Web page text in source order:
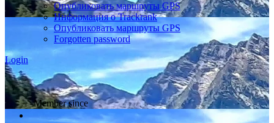
Опубликовать маршруты GPS
Информация о Trackrank
Опубликовать маршруты GPS
Forgotten password
Login
Member since